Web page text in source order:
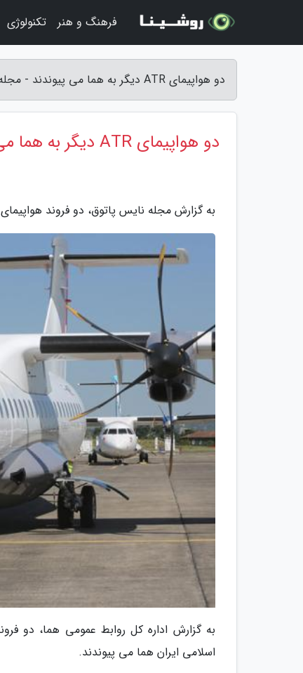
دو هواپیمای ATR دیگر به هما می پیوندند - مجله نایس پاتوق
دو هواپیمای ATR دیگر به هما می پیوندند
به گزارش مجله نایس پاتوق، دو فروند هواپیمای ATR به زودی به ناوگان هواپیمایی جمهوری اسلامی ایران هما می پیوندند.
اسلامی ایران هما می پیوندند.
فرهنگ و هنر تکنولوژی